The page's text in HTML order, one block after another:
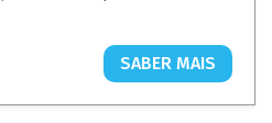
SABER MAIS